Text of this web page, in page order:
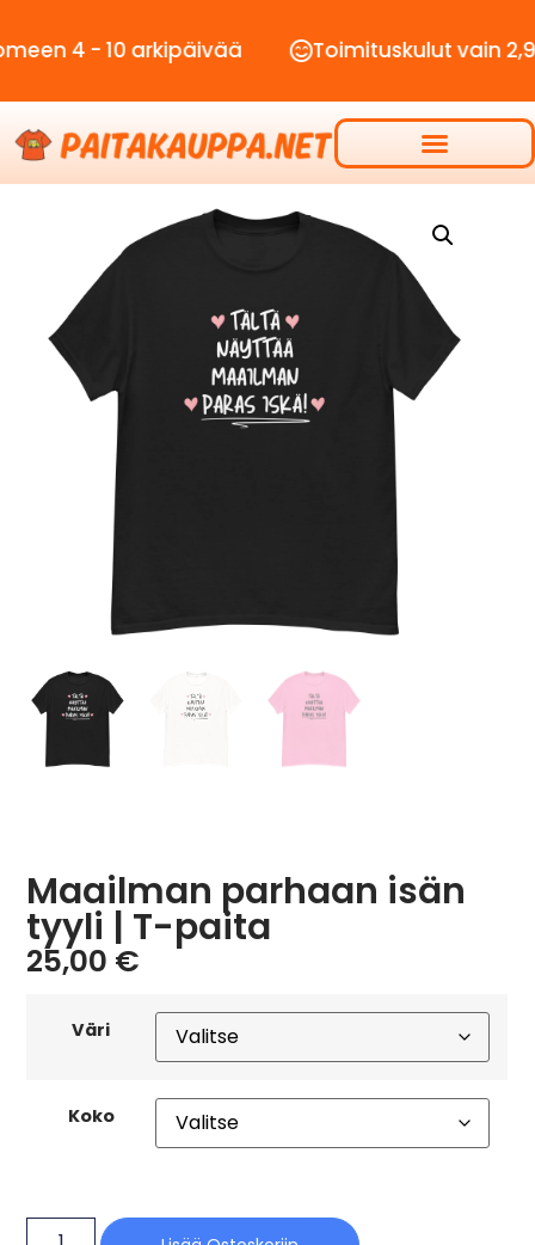
- 10 arkipäivää Toimituskulut vain 2,90€
Maailman parhaan isän
tyyli | T-paita
25,00 €
Väri
Koko